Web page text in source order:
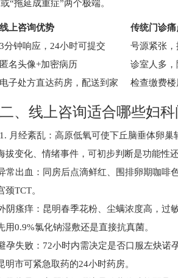
“拖延成重症”两个极端。
线上咨询优势 传统门诊痛
3分钟响应，24小时可提交
号源紧张
匿名头像+加密病历
诊室人多
电子处方直达药房，配送到家
检查缴费
二、线上咨询适合哪些妇科
1. 月经紊乱：高原低氧可使下丘脑垂体卵
拔变化、情绪事件，可初步判断是功能性还
常出血：同房后点滴鲜红、围排卵期咖啡
颈TCT。
阴瘙痒：昆明春季花粉、尘螨浓度高，过
用0.9%氯化钠湿敷还是直接抗真菌。
孕失败：72小时内需决定是否口服左炔诺
明市可紧急取药的24小时药房。